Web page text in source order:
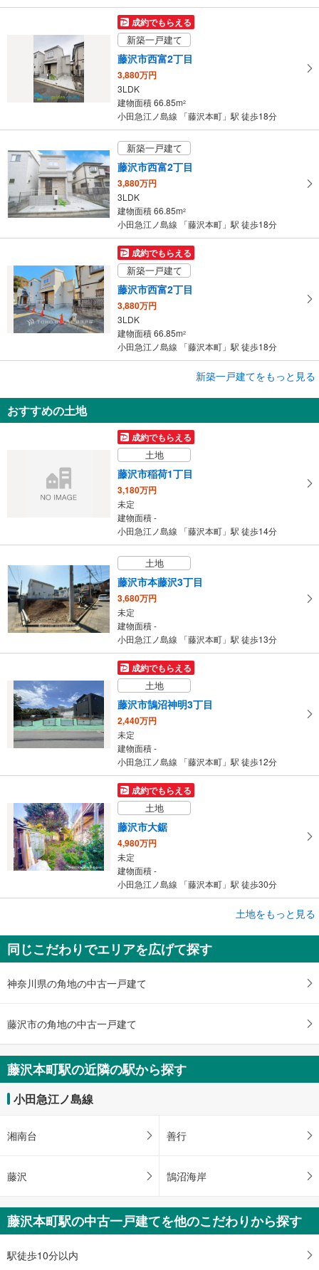
保
す
成約でもらえる
新築一戸建て
藤沢市西富2丁目
3,880万円
3LDK
建物面積 66.85m2
小田急江ノ島線 「藤沢本町」駅 徒歩18分
新築一戸建て
藤沢市西富2丁目
3,880万円
3LDK
建物面積 66.85m2
小田急江ノ島線 「藤沢本町」駅 徒歩18分
成約でもらえる
新築一戸建て
藤沢市西富2丁目
3,880万円
3LDK
建物面積 66.85m2
小田急江ノ島線 「藤沢本町」駅 徒歩18分
5,680万円
3SLDK
建物面積 101.84m
小田急江ノ島線 「藤沢本町」駅 徒歩31分
新築一戸建てをもっと見る
おすすめの土地
成約でもらえる
土地
藤沢市稲荷1丁目
3,180万円
未定
建物面積 -
小田急江ノ島線 「藤沢本町」駅 徒歩14分
土地
藤沢市本藤沢3丁目
3,680万円
未定
建物面積 -
小田急江ノ島線 「藤沢本町」駅 徒歩13分
成約でもらえる
土地
藤沢市鵠沼神明3丁目
2,440万円
未定
建物面積 -
小田急江ノ島線 「藤沢本町」駅 徒歩12分
成約でもらえる
土地
藤沢市大鋸
4,980万円
未定
建物面積 -
小田急江ノ島線 「藤沢本町」駅 徒歩30分
藤沢市羽鳥5丁目
4,180万円
未定
建物面積 -
小田急江ノ島線 「藤沢本町」駅 徒歩18分
土地をもっと見る
同じこだわりでエリアを広げて探す
神奈川県の角地の中古一戸建て
藤沢市の角地の中古一戸建て
藤沢本町駅の近隣の駅から探す
小田急江ノ島線
湘南台 善行
藤沢 鵠沼海岸
藤沢本町駅の中古一戸建てを他のこだわりから探す
駅徒歩10分以内